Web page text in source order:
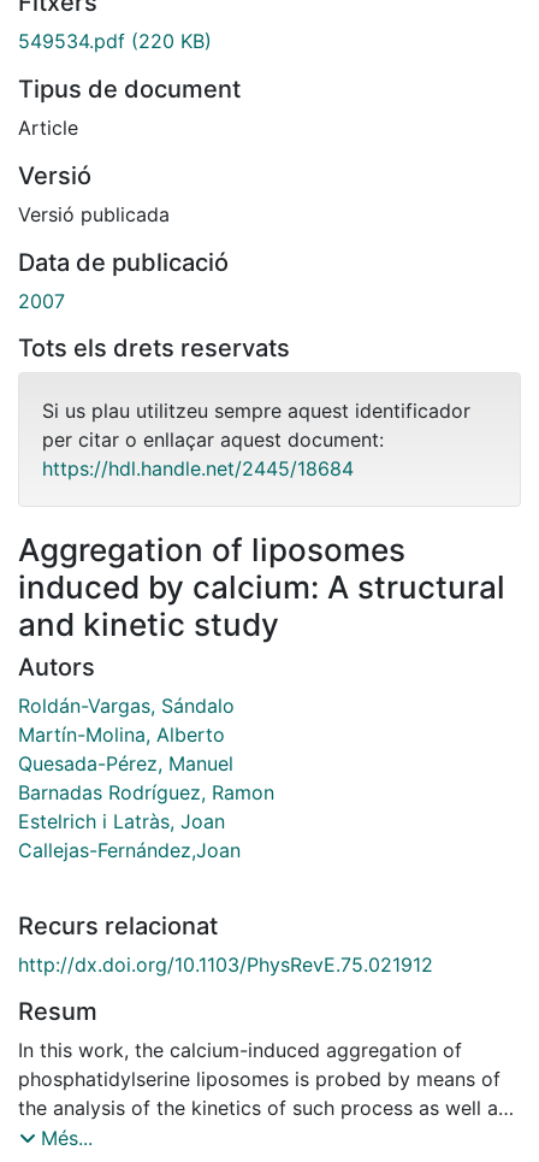
549534.pdf (220 KB)
Tipus de document
Article
Versió
Versió publicada
Data de publicació
2007
Tots els drets reservats
Si us plau utilitzeu sempre aquest identificador
per citar o enllaçar aquest document:
https://hdl.handle.net/2445/18684
Aggregation of liposomes
induced by calcium: A structural
and kinetic study
Autors
Roldán-Vargas, Sándalo
Martín-Molina, Alberto
Quesada-Pérez, Manuel
Barnadas Rodríguez, Ramon
Estelrich i Latràs, Joan
Callejas-Fernández,Joan
Recurs relacionat
http://dx.doi.org/10.1103/PhysRevE.75.021912
Resum
In this work, the calcium-induced aggregation of
phosphatidylserine liposomes is probed by means of
the analysis of the kinetics of such process as well as
the aggregate morphology. This novel characterization
Més...